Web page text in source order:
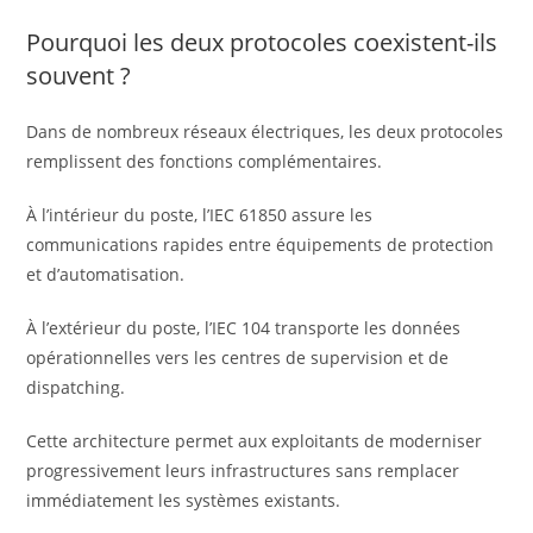
Pourquoi les deux protocoles coexistent-ils
souvent ?
Dans de nombreux réseaux électriques, les deux protocoles
remplissent des fonctions complémentaires.
À l’intérieur du poste, l’IEC 61850 assure les
communications rapides entre équipements de protection
et d’automatisation.
À l’extérieur du poste, l’IEC 104 transporte les données
opérationnelles vers les centres de supervision et de
dispatching.
Cette architecture permet aux exploitants de moderniser
progressivement leurs infrastructures sans remplacer
immédiatement les systèmes existants.